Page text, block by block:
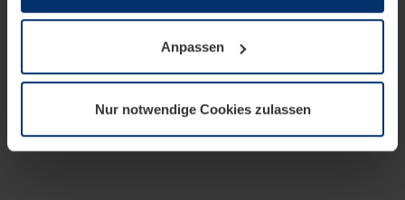
wenn diese für den Betrieb dieser Seite unbedingt
notwendig sind. Für alle anderen Cookie-Typen benötigen
wir Ihre Erlaubnis. Ihre Einwilligung können Sie jederzeit
Datenschutzerklärungunserer Website ändern oder
widerrufen.
Anpassen
Nur notwendige Cookies zulassen